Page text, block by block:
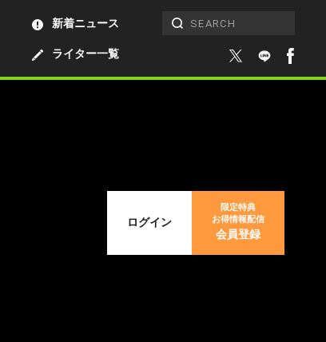
ライター一覧
新着ニュース
ログイン
限定特典
お得情報配信
会員登録